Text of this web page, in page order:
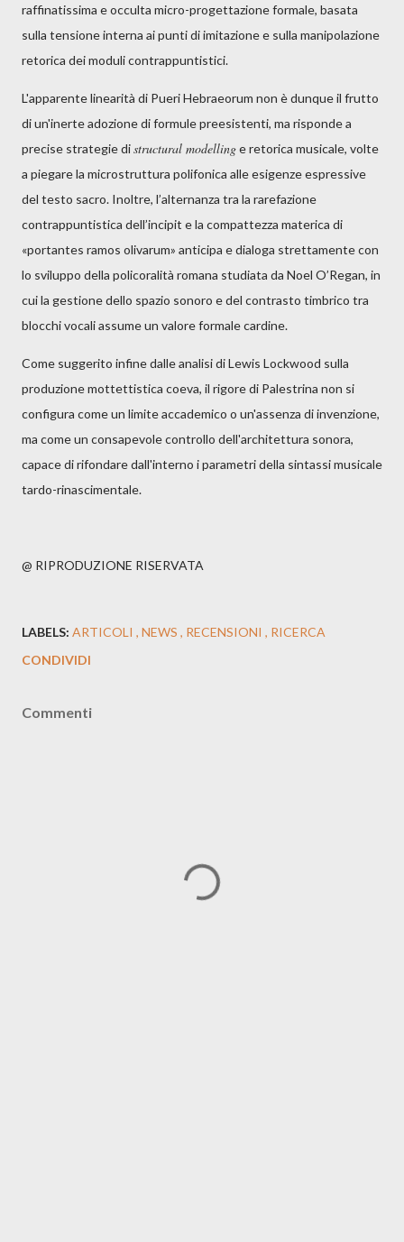
raffinatissima e occulta micro-progettazione formale, basata
sulla tensione interna ai punti di imitazione e sulla manipolazione
retorica dei moduli contrappuntistici.
L'apparente linearità di Pueri Hebraeorum non è dunque il frutto
di un'inerte adozione di formule preesistenti, ma risponde a
precise strategie distructural modellinge retorica musicale, volte
a piegare la microstruttura polifonica alle esigenze espressive
del testo sacro. Inoltre, l’alternanza tra la rarefazione
contrappuntistica dell’incipit e la compattezza materica di
«portantes ramos olivarum» anticipa e dialoga strettamente con
lo sviluppo della policoralità romana studiata da Noel O’Regan, in
cui la gestione dello spazio sonoro e del contrasto timbrico tra
blocchi vocali assume un valore formale cardine.
Come suggerito infine dalle analisi di Lewis Lockwood sulla
produzione mottettistica coeva, il rigore di Palestrina non si
configura come un limite accademico o un'assenza di invenzione,
ma come un consapevole controllo dell'architettura sonora,
capace di rifondare dall'interno i parametri della sintassi musicale
tardo-rinascimentale.
@ RIPRODUZIONE RISERVATA
LABELS: ARTICOLI NEWS RECENSIONI
RICERCA
CONDIVIDI
Commenti